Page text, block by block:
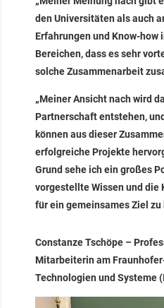
den Universitäten als auch
Erfahrungen und Know-how
Bereichen, dass es sehr
solche Zusammenarbeit
„Meiner Ansicht nach wird
Partnerschaft entstehen,
können aus dieser
erfolgreiche Projekte
Grund sehe ich ein großes
vorgestellte Wissen und die
für ein gemeinsames Ziel zu
Constanze Tschöpe –
Mitarbeiterin am
Technologien und Systeme